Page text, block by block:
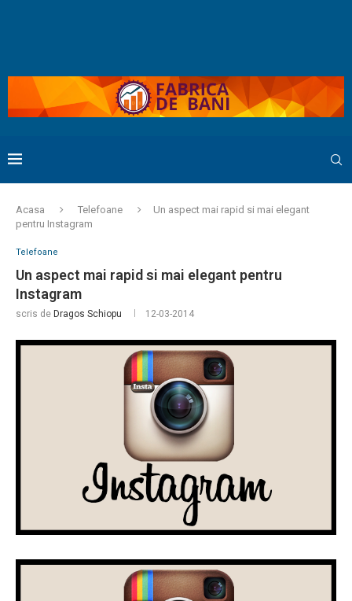
Acasa Telefoane
Un aspect mai rapid si mai elegant
pentru Instagram
Telefoane
Un aspect mai rapid si mai elegant pentru
Instagram
scris de Dragos Schiopu 12-03-2014